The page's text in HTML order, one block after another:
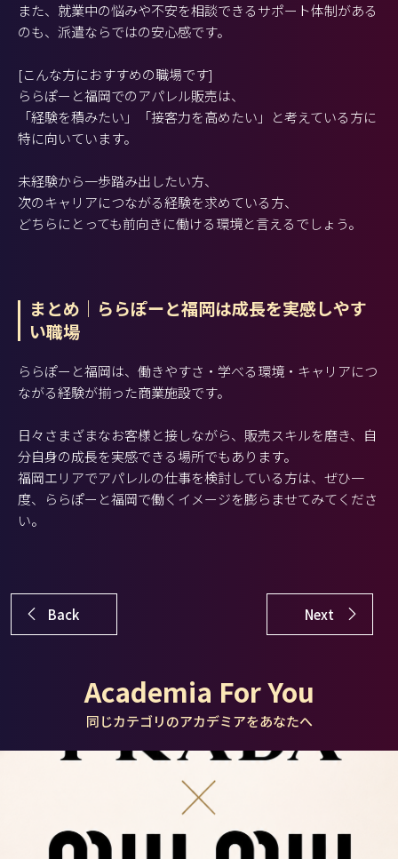
また、就業中の悩みや不安を相談できるサポート体制がある
のも、派遣ならではの安心感です。
[こんな方におすすめの職場です]
ららぽーと福岡でのアパレル販売は、
「経験を積みたい」「接客力を高めたい」と考えている方に
特に向いています。
未経験から一歩踏み出したい方、
次のキャリアにつながる経験を求めている方、
どちらにとっても前向きに働ける環境と言えるでしょう。
まとめ｜ららぽーと福岡は成長を実感しやす
い職場
ららぽーと福岡は、働きやすさ・学べる環境・キャリアにつ
ながる経験が揃った商業施設です。
日々さまざまなお客様と接しながら、販売スキルを磨き、自
分自身の成長を実感できる場所でもあります。
福岡エリアでアパレルの仕事を検討している方は、ぜひ一
度、ららぽーと福岡で働くイメージを膨らませてみてくださ
い。
Back Next
Academia For You
同じカテゴリのアカデミアをあなたへ